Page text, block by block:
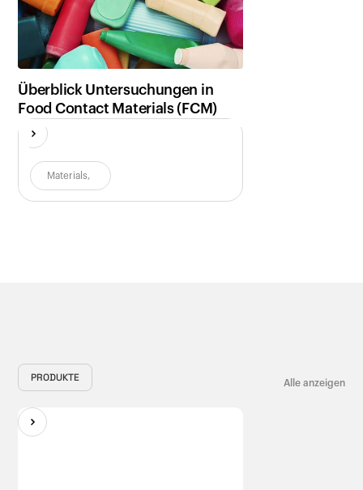
Überblick Untersuchungen in
Food Contact Materials (FCM)
Materials,
PRODUKTE Alle anzeigen